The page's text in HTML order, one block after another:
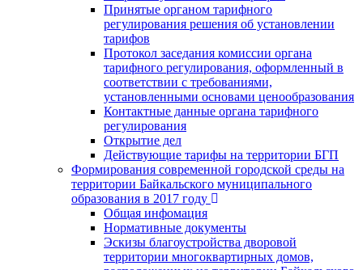
Принятые органом тарифного
регулирования решения об установлении
тарифов
Протокол заседания комиссии органа
тарифного регулирования, оформленный в
соответствии с требованиями,
установленными основами ценообразования
Контактные данные органа тарифного
регулирования
Открытие дел
Действующие тарифы на территории БГП
Формирования современной городской среды на
территории Байкальского муниципального
образования в 2017 году
Общая инфомация
Нормативные документы
Эскизы благоустройства дворовой
территории многоквартирных домов,